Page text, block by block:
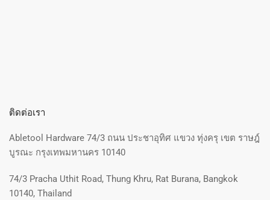
ติดต่อเรา
Abletool Hardware 74/3 ถนน ประชาอุทิศ แขวง ทุ่งครุ เขต ราษฎ์
บูรณะ กรุงเทพมหานคร 10140
74/3 Pracha Uthit Road, Thung Khru, Rat Burana, Bangkok
10140, Thailand